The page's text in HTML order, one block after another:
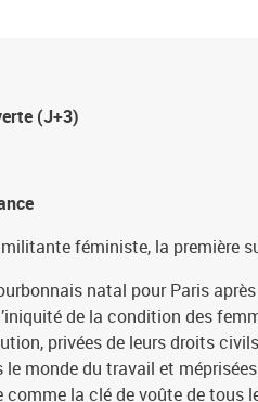
(J+3)
féministe, la première
natal pour Paris
de la condition des
privées de leurs droits
monde du travail et
la clé de voûte de tous